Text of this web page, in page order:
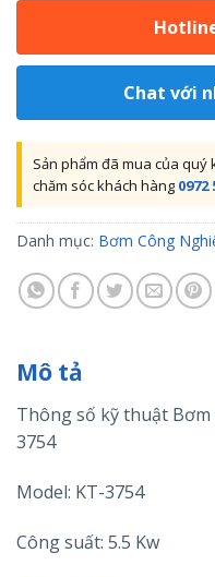
Chat với
Sản phẩm đã mua của quý
chăm sóc khách hàng 0972
Danh mục: Bơm Công
Mô tả
Thông số kỹ thuật Bơm
3754
Model: KT-3754
Công suất: 5.5 Kw